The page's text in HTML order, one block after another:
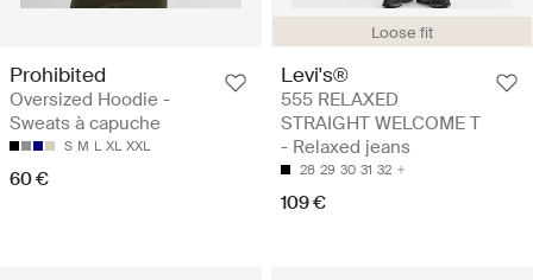
Prohibited
Oversized Hoodie -
Sweats à capuche
S M L XL XXL
60 €
Loose fit
Levi's®
555 RELAXED
STRAIGHT WELCOME T
- Relaxed jeans
28 29 30 31 32
109 €